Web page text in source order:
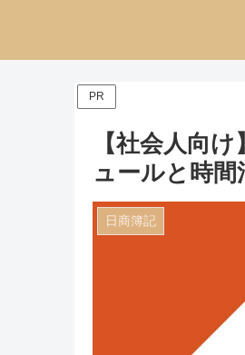
PR
【社会人向
ュールと時間
日商簿記